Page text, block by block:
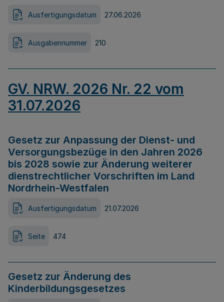
Ausfertigungsdatum 27.06.2026
Ausgabennummer 210
GV. NRW. 2026 Nr. 22 vom
31.07.2026
Gesetz zur Anpassung der Dienst- und
Versorgungsbezüge in den Jahren 2026
bis 2028 sowie zur Änderung weiterer
dienstrechtlicher Vorschriften im Land
Nordrhein-Westfalen
Ausfertigungsdatum 21.07.2026
Seite 474
Gesetz zur Änderung des
Kinderbildungsgesetzes